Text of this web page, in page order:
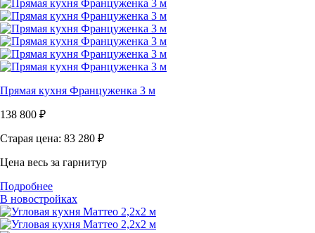
Прямая кухня Француженка 3 м
138 800 ₽
Старая цена: 83 280 ₽
Цена весь за гарнитур
Подробнее
В новостройках